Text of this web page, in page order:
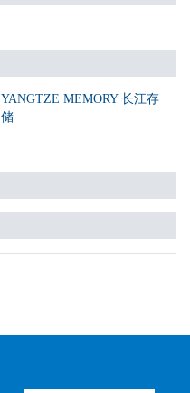
YANGTZE MEMORY 长江存
储